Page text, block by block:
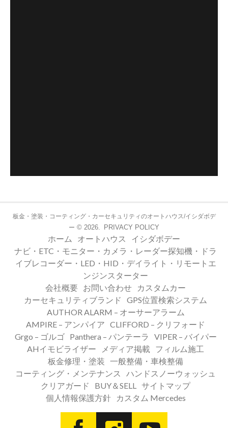
板金・塗装・コーティング・カーセキュリティのオートハウス/イシダボデ
ー © 2026. PRIVACY POLICY
ホーム オートハウス
イシダボデー
ナビ・ETC・モニター・カメラ・レーダー探知機・ドラ
イブレコーダー・LED・HID・デイライト・リモートエ
ンジンスターター
会社概要 お問い合わせ
カスタムカー
カーセキュリティブランド
GPS位置検索システム
AUTHOR ALARM – オーサーアラーム
AMPIRE – アンパイア CLIFFORD – クリフォード
Grgo – ゴルゴ
Panthera – パンテーラ
VIPER – バイパー
AHイモビライザー
メディア掲載
フィルム施工
板金修理・塗装 一般整備・車検整備
コーティング・メンテナンス
ハンドスノーウォッシュ
クリアガード
BUY＆SELL サイトマップ
個人情報保護方針
カスタム Mercedes